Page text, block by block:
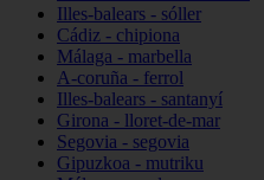
Illes-balears - sóller
Cádiz - chipiona
Málaga - marbella
A-coruña - ferrol
Illes-balears - santanyí
Girona - lloret-de-mar
Segovia - segovia
Gipuzkoa - mutriku